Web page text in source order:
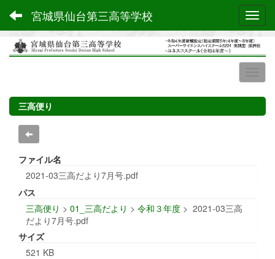
宮城県仙台第三高等学校
三高便り
ファイル名
2021-03三高だより7月号.pdf
パス
三高便り > 01_三高だより > 令和３年度 > 2021-03三高
だより7月号.pdf
サイズ
521 KB